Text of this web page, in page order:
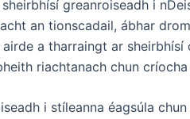
greanroiseadh i
an tionscadail, ábhar
a tharraingt ar
riachtanach chun
i stíleanna éagsúla